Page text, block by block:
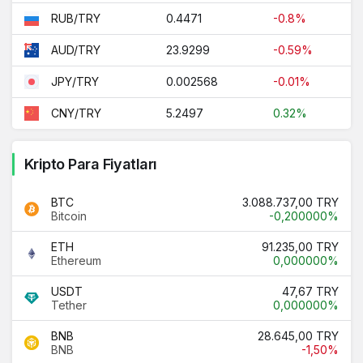
RUB/TRY 0.4471 -0.8%
AUD/TRY 23.9299 -0.59%
JPY/TRY 0.002568 -0.01%
CNY/TRY 5.2497 0.32%
Kripto Para Fiyatları
BTC
Bitcoin
3.088.737,00 TRY
-0,200000%
ETH
Ethereum
91.235,00 TRY
0,000000%
USDT
Tether
47,67 TRY
0,000000%
BNB
BNB
28.645,00 TRY
-1,50%